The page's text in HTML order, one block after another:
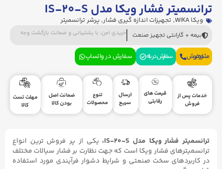
ترانسمیتر فشار ویکا مدل IS-۲۰-S
ویکا WIKA , تجهیزات اندازه گیری فشار, پرشر ترانسمیتر
بیمه + گارانتی تجهیز صنعت خریدی امن، با پشتیبانی و ضمانت بازگشت وجه
مشاوره فروش سفارش در بله سفارش در واتساپ
خدمات پس از
فروش
قیمت های
رقابتی
ارسال
سریع
تنوع
محصولات
ضمانت اصل
بودن کالا
مهلت تست
کالا
ترانسمیتر فشار ویکا مدل IS-۲۰-S،
یکی از پر فروش ترین انواع
ترانسمیترهای فشار ویکا است که جهت نظارت بر فشار سیالات مختلف
در کاربردهای سخت صنعتی و شرایط دشوار فرآیندی مورد استفاده